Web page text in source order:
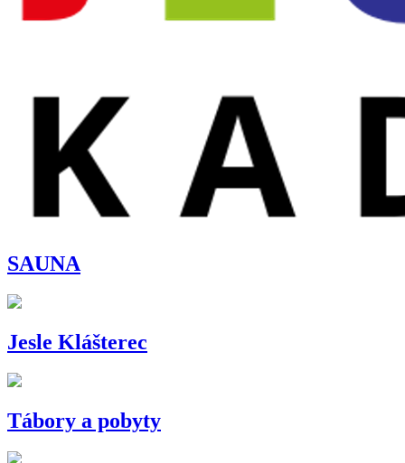
SAUNA
Jesle Klášterec
Tábory a pobyty